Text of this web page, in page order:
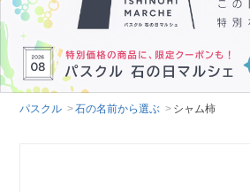
パスクル 石の名前から選ぶ シャム柿